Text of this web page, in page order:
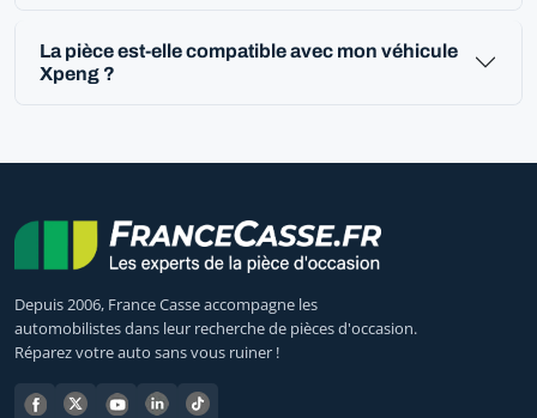
La pièce est-elle compatible avec mon véhicule
Xpeng ?
Depuis 2006, France Casse accompagne les
automobilistes dans leur recherche de pièces d'occasion.
Réparez votre auto sans vous ruiner !